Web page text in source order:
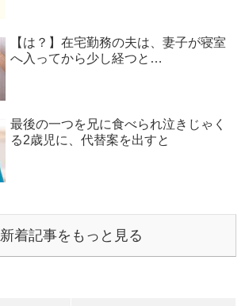
【は？】在宅勤務の夫は、妻子が寝室
へ入ってから少し経つと…
最後の一つを兄に食べられ泣きじゃく
る2歳児に、代替案を出すと
新着記事をもっと見る